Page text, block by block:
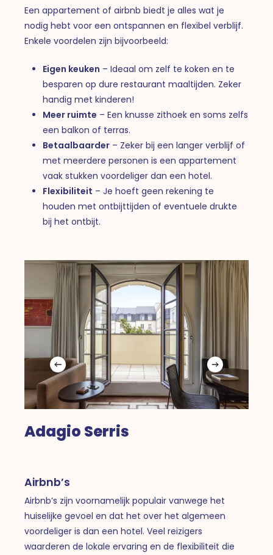
Een appartement of airbnb biedt je alles wat je
nodig hebt voor een ontspannen en flexibel verblijf.
Enkele voordelen zijn bijvoorbeeld:
Eigen keuken – Ideaal om zelf te koken en te
besparen op dure restaurant maaltijden. Zeker
handig met kinderen!
Meer ruimte – Een knusse zithoek en soms zelfs
een balkon of terras.
Betaalbaarder – Zeker bij een langer verblijf of
met meerdere personen is een appartement
vaak stukken voordeliger dan een hotel.
Flexibiliteit – Je hoeft geen rekening te
houden met ontbijttijden of eventuele drukte
bij het ontbijt.
Adagio Serris
Airbnb’s
Airbnb’s zijn voornamelijk populair vanwege het
huiselijke gevoel en dat het over het algemeen
voordeliger is dan een hotel. Veel reizigers
waarderen de lokale ervaring en de flexibiliteit die